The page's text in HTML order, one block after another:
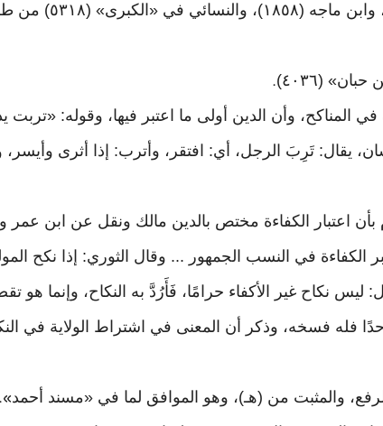
وأخرجه البخاري (٥٠٩٠)،
.
المناكح، وأن الدين أولى ما اعتبر فيها، وقوله: «تربت
يقال: تَرِبَ الرجل، أي: افتقر، وأترب: إذا أثرى
«الفتح» ٩/ ١٣٢: وقد جزم بأن اعتبار الكفاءة مختص بالدين مالك ونقل
في النسب الجمهور ... وقال الثوري: إذا نكح
نكاح غير الأكفاء حرامًا، فَأَرُدَّ به النكاح، وإنما هو تقصير
فله فسخه، وذكر أن المعنى في اشتراط الولاية في
».